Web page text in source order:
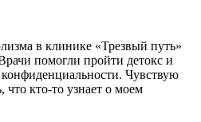
в клинике «Трезвый путь»
помогли пройти детокс и
Чувствую
что кто-то узнает о моем